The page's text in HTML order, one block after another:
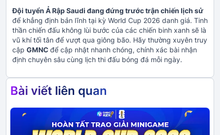
Đội tuyển Ả Rập Saudi đang đứng trước trận chiến lịch sử
để khẳng định bản lĩnh tại kỳ World Cup 2026 danh giá. Tinh
thần chiến đấu không lùi bước của các chiến binh xanh sẽ là
vũ khí tối tân để vượt qua giông bão. Hãy thường xuyên truy
cập GMNC để cập nhật nhanh chóng, chính xác bài nhận
định chuyên sâu cùng lịch thi đấu bóng đá mỗi ngày.
Bài viết liên quan